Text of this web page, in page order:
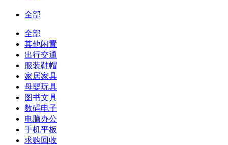
全部
全部
其他闲置
出行交通
服装鞋帽
家居家具
母婴玩具
图书文具
数码电子
电脑办公
手机平板
求购回收